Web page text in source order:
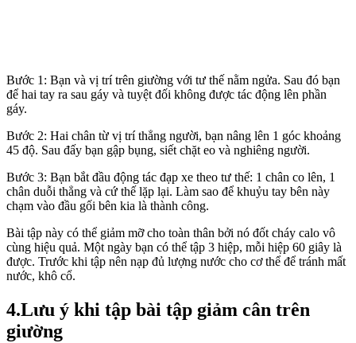
Bước 1: Bạn và vị trí trên giường với tư thế nằm ngửa. Sau đó bạn
để hai tay ra sau gáy và tuyệt đối không được tác động lên phần
gáy.
Bước 2: Hai chân từ vị trí thẳng người, bạn nâng lên 1 góc khoảng
45 độ. Sau đấy bạn gập bụng, siết chặt eo và nghiêng người.
Bước 3: Bạn bắt đầu động tác đạp xe theo tư thế: 1 chân co lên, 1
chân duỗi thẳng và cứ thế lặp lại. Làm sao để khuỷu tay bên này
chạm vào đầu gối bên kia là thành công.
Bài tập này có thể giảm mỡ cho toàn thân bởi nó đốt cháy calo vô
cùng hiệu quả. Một ngày bạn có thể tập 3 hiệp, mỗi hiệp 60 giây là
được. Trước khi tập nên nạp đủ lượng nước cho cơ thể để tránh mất
nước, khô cổ.
4.Lưu ý khi tập bài tập giảm cân trên
giường